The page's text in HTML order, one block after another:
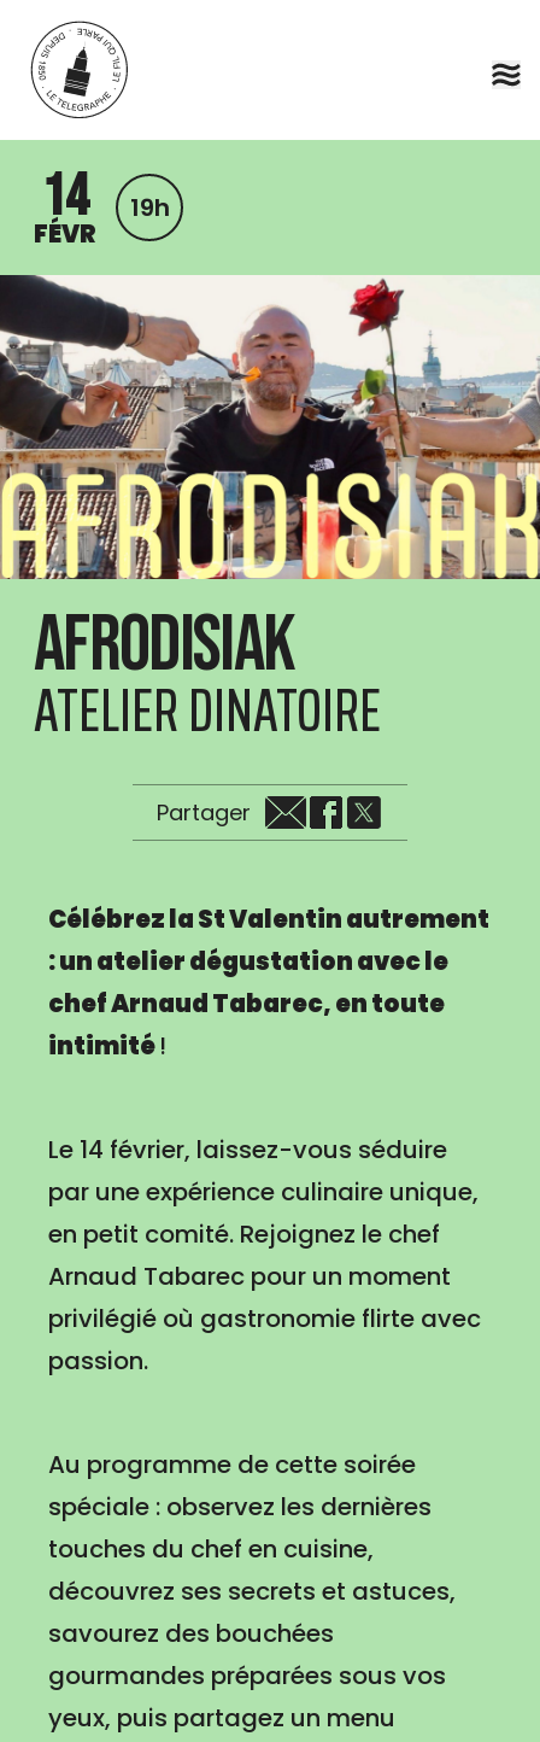
Aller au contenu principal
14
FÉVR
19h
Afrodisiak
ATELIER DINATOIRE
Partager
Célébrez la St Valentin autrement
: un atelier dégustation avec le
chef Arnaud Tabarec, en toute
intimité!
Le 14 février, laissez-vous séduire
par une expérience culinaire unique,
en petit comité. Rejoignez le chef
Arnaud Tabarec pour un moment
privilégié où gastronomie flirte avec
passion.
Au programme de cette soirée
spéciale : observez les dernières
touches du chef en cuisine,
découvrez ses secrets et astuces,
savourez des bouchées
gourmandes préparées sous vos
yeux, puis partagez un menu